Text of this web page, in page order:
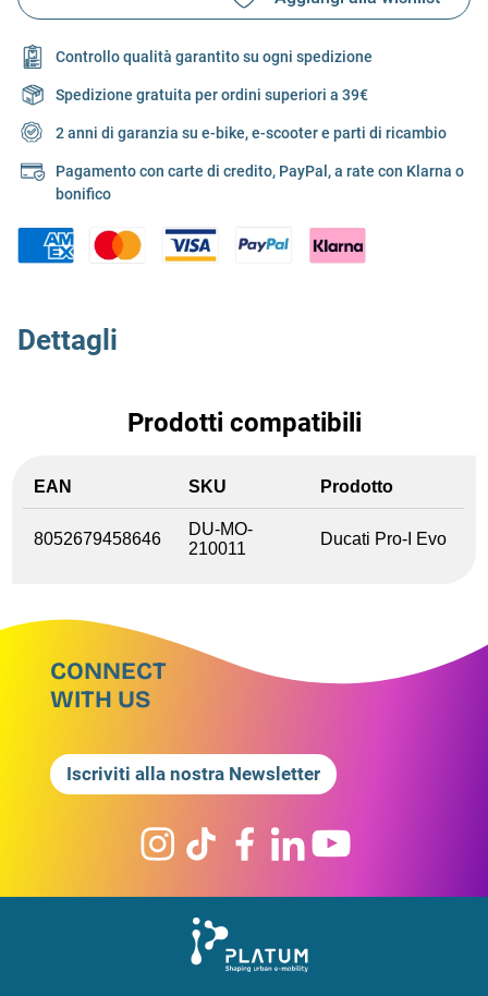
Controllo qualità garantito su ogni spedizione
Spedizione gratuita per ordini superiori a 39€
2 anni di garanzia su e-bike, e-scooter e parti di ricambio
Pagamento con carte di credito, PayPal, a rate con Klarna o
bonifico
Dettagli
Prodotti compatibili
EAN SKU Prodotto
8052679458646
DU-MO-
210011
Ducati Pro-I Evo
CONNECT
WITH US
Iscriviti alla nostra Newsletter